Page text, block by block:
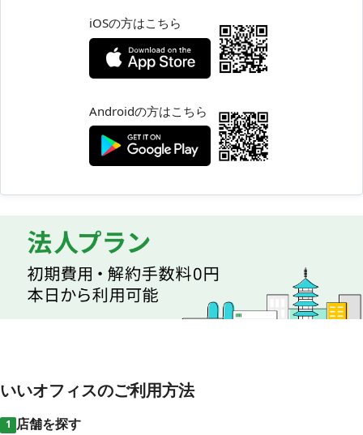
iOSの方はこちら
Androidの方はこちら
いいオフィスのご利用方法
1 店舗を探す